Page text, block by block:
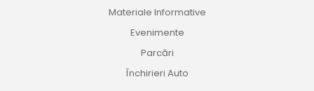
Materiale Informative
Evenimente
Parcări
Închirieri Auto